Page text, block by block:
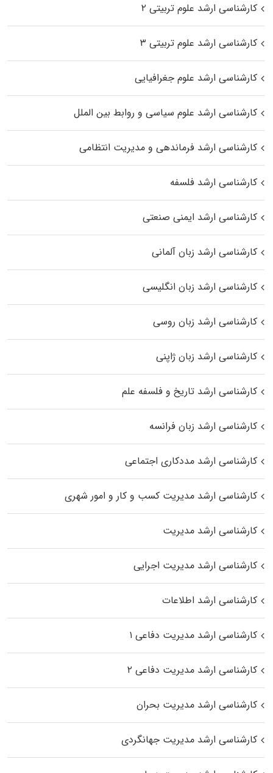
کارشناسی ارشد علوم تربیتی ۲
کارشناسی ارشد علوم تربیتی ۳
کارشناسی ارشد علوم جغرافیایی
کارشناسی ارشد علوم سیاسی و روابط بین الملل
کارشناسی ارشد فرماندهی و مدیریت انتظامی
کارشناسی ارشد فلسفه
کارشناسی ارشد ایمنی صنعتی
کارشناسی ارشد زبان آلمانی
کارشناسی ارشد زبان انگلیسی
کارشناسی ارشد زبان روسی
کارشناسی ارشد زبان ژاپنی
کارشناسی ارشد تاریخ و فلسفه علم
کارشناسی ارشد زبان فرانسه
کارشناسی ارشد مددکاری اجتماعی
کارشناسی ارشد مدیریت کسب و کار و امور شهری
کارشناسی ارشد مدیریت
کارشناسی ارشد مدیریت اجرایی
کارشناسی ارشد اطلاعات
کارشناسی ارشد مدیریت دفاعی ۱
کارشناسی ارشد مدیریت دفاعی ۲
کارشناسی ارشد مدیریت بحران
کارشناسی ارشد مدیریت جهانگردی